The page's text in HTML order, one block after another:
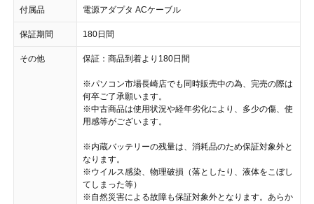
付属品 電源アダプタ ACケーブル
保証期間 180日間
その他 保証：商品到着より180日間
※パソコン市場長崎店でも同時販売中の為、完売の際は
何卒ご了承願います。
※中古商品は使用状況や経年劣化により、多少の傷、使
用感等がございます。
※内蔵バッテリーの残量は、消耗品のため保証対象外と
なります。
※ウイルス感染、物理破損（落としたり、液体をこぼし
てしまった等）
※自然災害による故障も保証対象外となります。あらか